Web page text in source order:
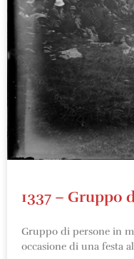
1337 – Gruppo
Gruppo di persone in
occasione di una festa